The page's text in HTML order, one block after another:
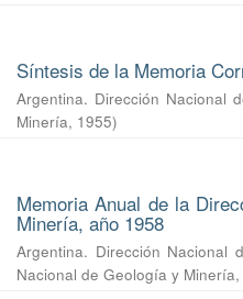
Síntesis de la Memoria
Argentina. Dirección Nacional
Minería, 1955)
Memoria Anual de la
Minería, año 1958
Argentina. Dirección Nacional
Nacional de Geología y Minería,